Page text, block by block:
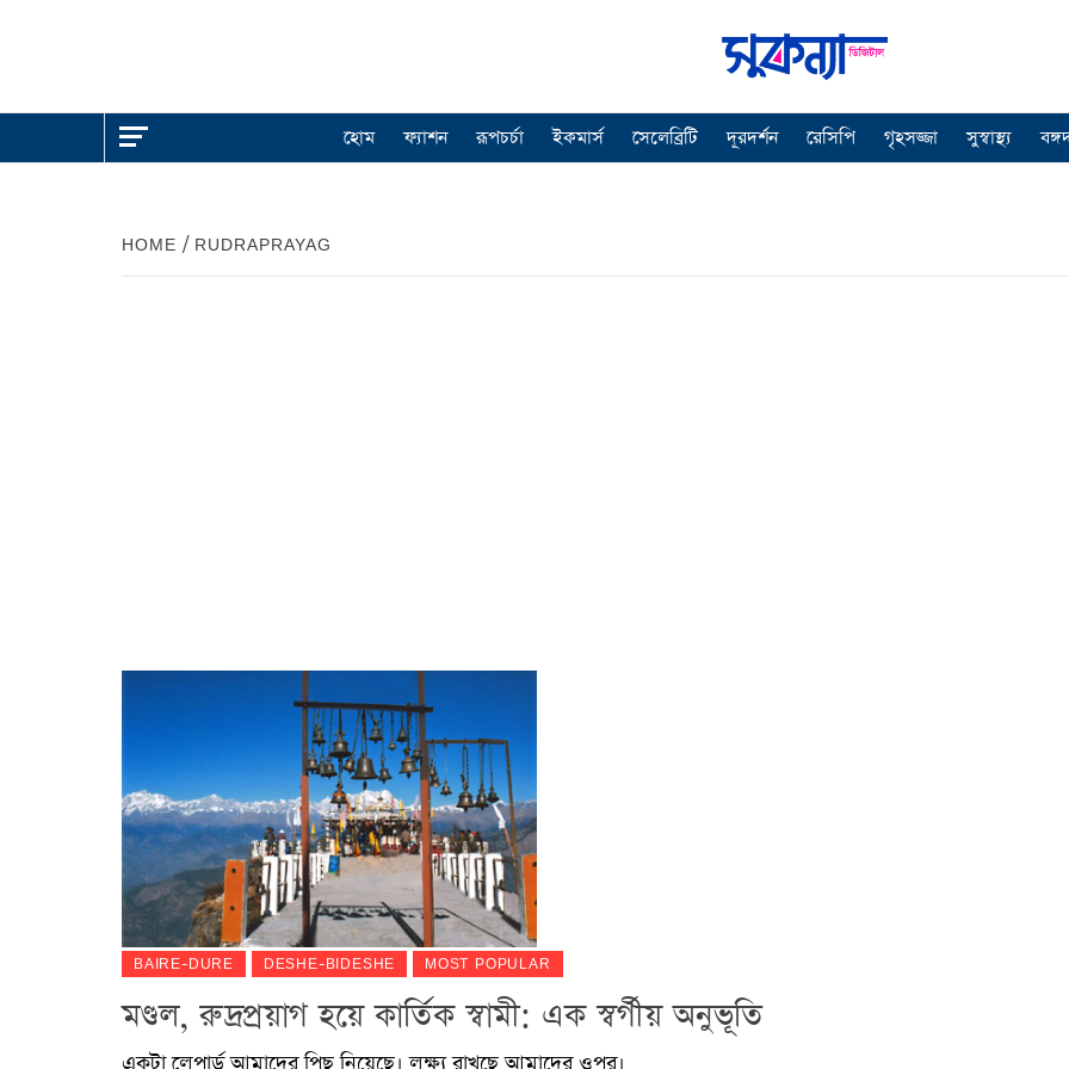
হোম ফ্যাশন রূপচর্চা ইকমার্স সেলেব্রিটি দূরদর্শন রেসিপি গৃহসজ্জা সুস্বাস্থ্য
HOME RUDRAPRAYAG
BAIRE-DURE DESHE-BIDESHE MOST POPULAR
মণ্ডল, রুদ্রপ্রয়াগ হয়ে কার্তিক স্বামী: এক স্বর্গীয় অনুভূতি